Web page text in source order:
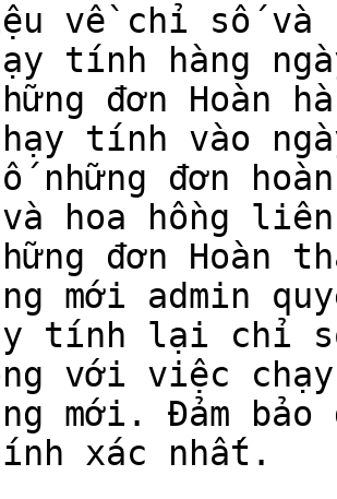
về chỉ số và
tính hàng
đơn Hoàn
tính vào
những đơn
hoa hồng
đơn Hoàn
mới admin
tính lại chỉ
với việc
mới. Đảm